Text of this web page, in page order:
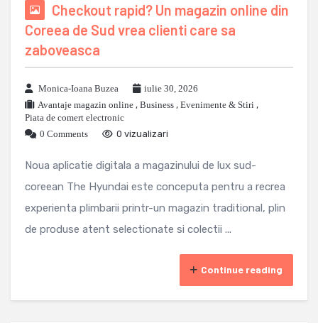
Checkout rapid? Un magazin online din
Coreea de Sud vrea clienti care sa
zaboveasca
Monica-Ioana Buzea
iulie 30, 2026
Avantaje magazin online , Business , Evenimente & Stiri ,
Piata de comert electronic
0 Comments
0 vizualizari
Noua aplicatie digitala a magazinului de lux sud-
coreean The Hyundai este conceputa pentru a recrea
experienta plimbarii printr-un magazin traditional, plin
de produse atent selectionate si colectii ...
Continue reading